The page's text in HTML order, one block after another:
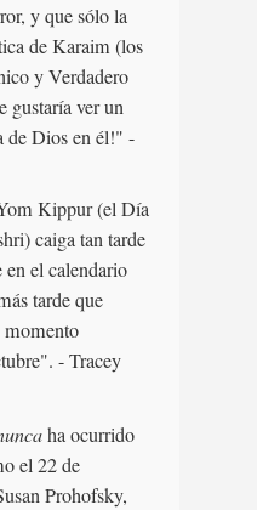
y que sólo la
de Karaim (los
y Verdadero
gustaría ver un
de Dios en él!" -
Kippur (el Día
caiga tan tarde
el calendario
tarde que
momento
- Tracey
ha ocurrido
el 22 de
Prohofsky,